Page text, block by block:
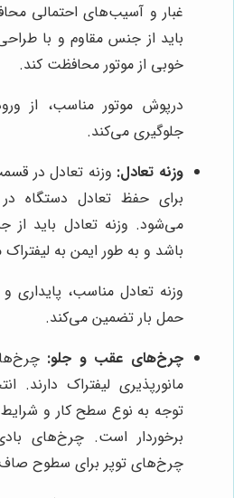
غبار و آسیب‌های احتمالی
باید از جنس مقاوم و با
خوبی از موتور محافظت کند.
درپوش موتور مناسب، از
جلوگیری می‌کند.
وزنه تعادل: وزنه تعادل در
برای حفظ تعادل دستگاه
می‌شود. وزنه تعادل باید
باشد و به طور ایمن به
وزنه تعادل مناسب، پایداری و
حمل بار تضمین می‌کند.
چرخ‌های عقب و جلو:
مانورپذیری لیفتراک
توجه به نوع سطح کار و
برخوردار است. چرخ‌های
چرخ‌های توپر برای سطوح